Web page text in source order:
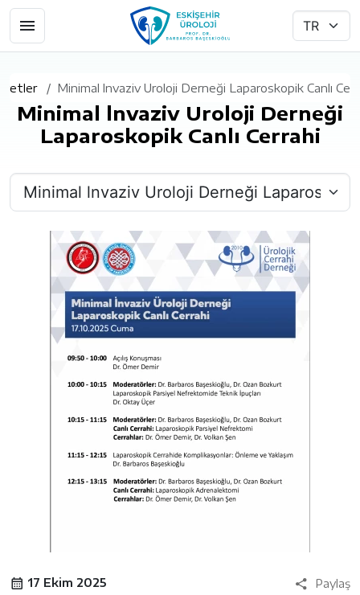
Minimal lnvaziv Uroloji Derneği Laparoskopik Canlı
Minimal lnvaziv Uroloji Derneği
Laparoskopik Canlı Cerrahi
17 Ekim 2025 Paylaş